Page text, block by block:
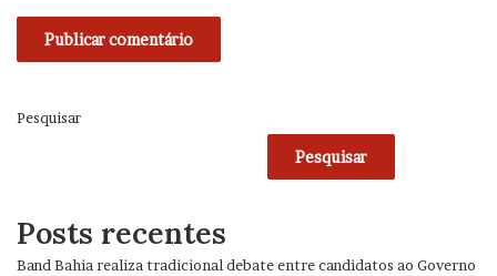
Pesquisar
Pesquisar
Posts recentes
Band Bahia realiza tradicional debate entre candidatos ao Governo